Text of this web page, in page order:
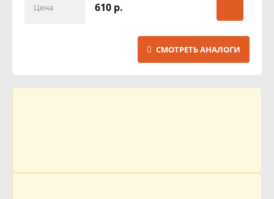
Цена 610 р.
СМОТРЕТЬ АНАЛОГИ